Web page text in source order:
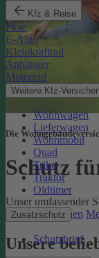
Kfz & Reise
Pkw
E-Auto
Kleinkraftrad
Anhänger
Motorrad
Weitere Kfz-
Wohnwagen
Lieferwagen
Wohnmobil
Quad
Trike
Traktor
Oldtimer
Zusatzschutz
Schutzbrief
Die
Schutz
Unser umfassender
Online berechnen
Unsere